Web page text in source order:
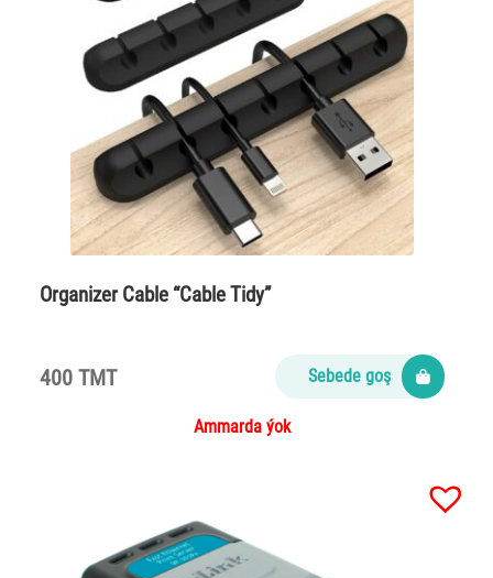
Organizer Cable “Cable Tidy”
400 TMT Sebede goş
Ammarda ýok